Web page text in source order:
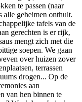
te passen (naar
alle geheimen onthult.
tafels van de
gerechten is er rijk,
mengt zich met die
soepen. We gaan
over huizen zover
terrassen
drogen... Op de
aan
van hen binnen te